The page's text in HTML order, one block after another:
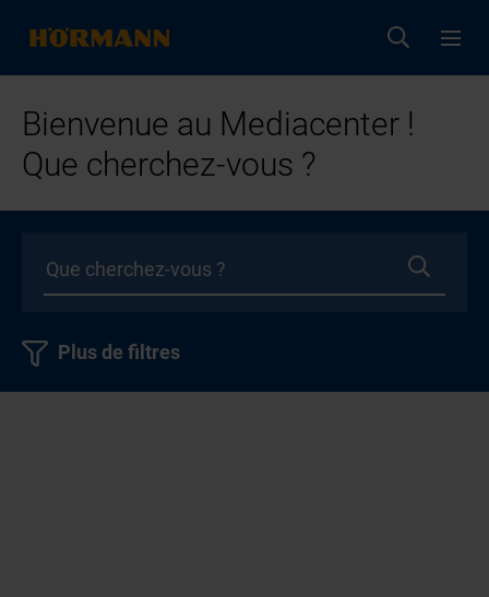
Bienvenue au Mediacenter !
Que cherchez-vous ?
Plus de filtres